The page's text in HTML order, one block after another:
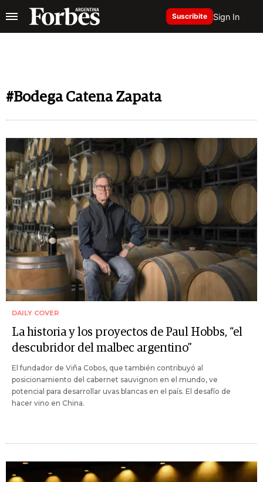
Suscribite Sign In
#Bodega Catena Zapata
DAILY COVER
La historia y los proyectos de Paul Hobbs, “el
descubridor del malbec argentino”
El fundador de Viña Cobos, que también contribuyó al
posicionamiento del cabernet sauvignon en el mundo, ve
potencial para desarrollar uvas blancas en el país. El desafío de
hacer vino en China.